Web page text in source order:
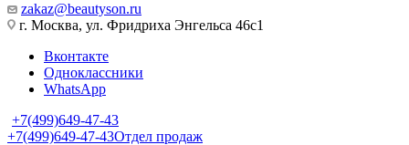
zakaz@beautyson.ru
г. Москва, ул. Фридриха Энгельса 46с1
Вконтакте
Одноклассники
WhatsApp
+7(499)649-47-43
+7(499)649-47-43Отдел продаж